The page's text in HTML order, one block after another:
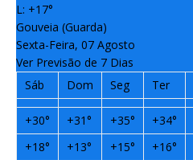
L: +17°
Gouveia (Guarda)
Sexta-Feira, 07 Agosto
Ver Previsão de 7 Dias
Sáb
Dom Seg Ter
+30° +31° +35° +34°
+18° +13° +15° +16°